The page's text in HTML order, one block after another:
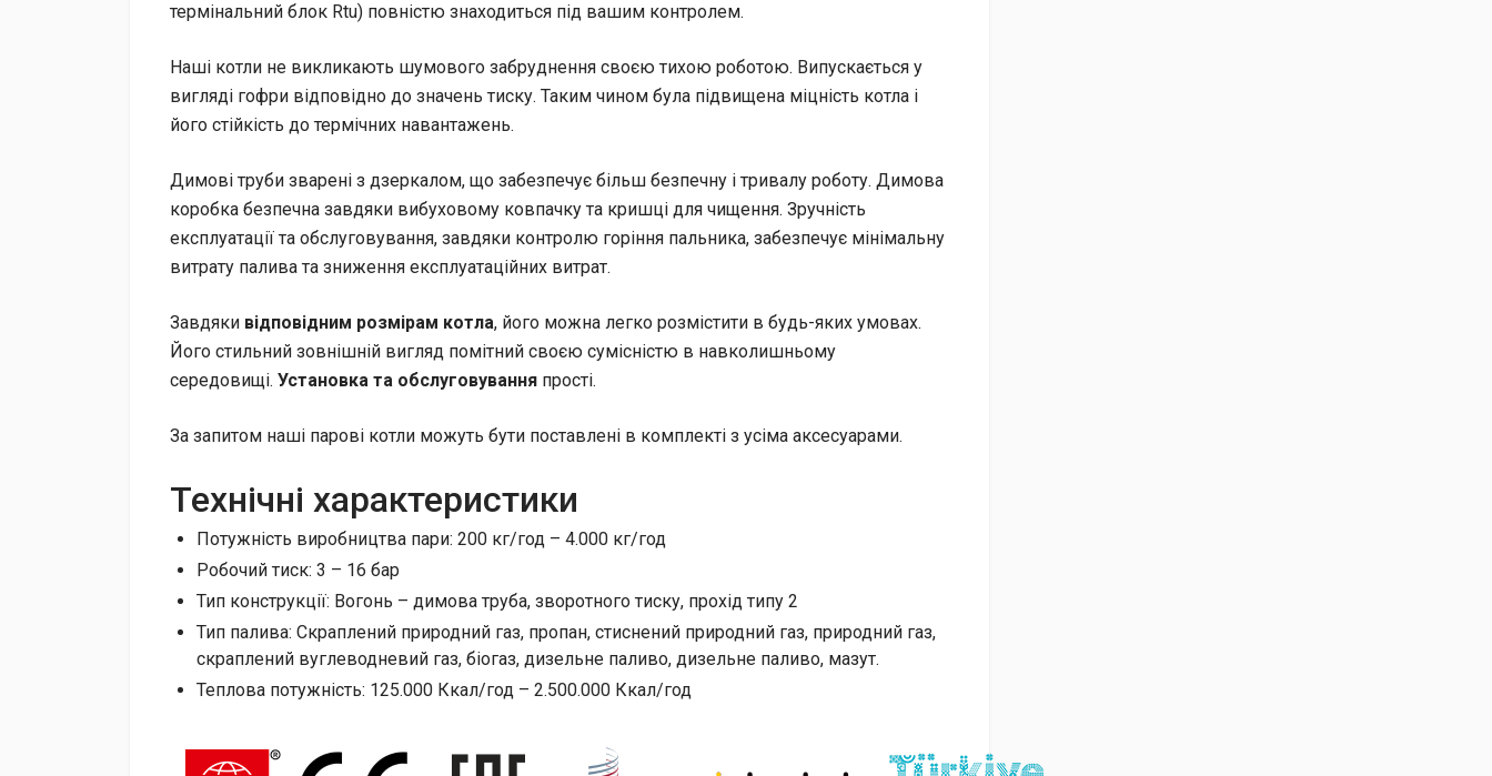
термінальний блок Rtu) повністю знаходиться під вашим контролем.
Наші котли не викликають шумового забруднення своєю тихою роботою. Випускається у
вигляді гофри відповідно до значень тиску. Таким чином була підвищена міцність котла і
його стійкість до термічних навантажень.
Димові труби зварені з дзеркалом, що забезпечує більш безпечну і тривалу роботу. Димова
коробка безпечна завдяки вибуховому ковпачку та кришці для чищення. Зручність
експлуатації та обслуговування, завдяки контролю горіння пальника, забезпечує мінімальну
витрату палива та зниження експлуатаційних витрат.
Завдяки відповідним розмірам котла, його можна легко розмістити в будь-яких умовах.
Його стильний зовнішній вигляд помітний своєю сумісністю в навколишньому
середовищі. Установка та обслуговування прості.
За запитом наші парові котли можуть бути поставлені в комплекті з усіма аксесуарами.
Технічні характеристики
Потужність виробництва пари: 200 кг/год – 4.000 кг/год
Робочий тиск: 3 – 16 бар
Тип конструкції: Вогонь – димова труба, зворотного тиску, прохід типу 2
Тип палива: Скраплений природний газ, пропан, стиснений природний газ, природний газ,
скраплений вуглеводневий газ, біогаз, дизельне паливо, дизельне паливо, мазут.
Теплова потужність: 125.000 Ккал/год – 2.500.000 Ккал/год